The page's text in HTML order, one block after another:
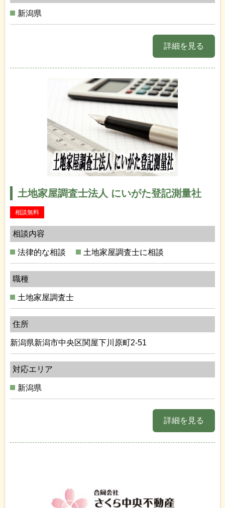
新潟県
詳細を見る
土地家屋調査士法人 にいがた登記測量社
相談無料
相談内容
法律的な相談 土地家屋調査士に相談
職種
土地家屋調査士
住所
新潟県新潟市中央区関屋下川原町2-51
対応エリア
新潟県
詳細を見る